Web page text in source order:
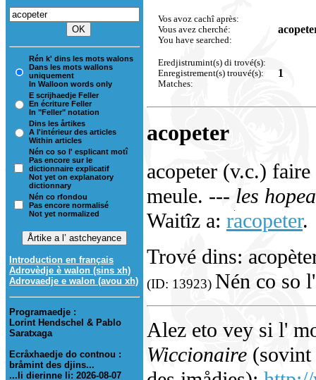
Rén k' dins les mots walons
Dans les mots wallons
uniquement
In Walloon words only
E scrijhaedje Feller
En écriture Feller
In "Feller" notation
Dins les årtikes
A l'intérieur des articles
Within articles
Nén co so l' esplicant motî
Pas encore sur le
dictionnaire explicatif
Not yet on explanatory
dictionnary
Nén co rfondou
Pas encore normalisé
Not yet normalized
Introduction en français
Adrovèdje è walon (sins xh)
Adrovaedje e walon (avou xh)
Programaedje :
Lorint Hendschel & Pablo
Saratxaga
Ecråxhaedje do contnou :
bråmint des djins...
...li dierinne li: 2026-08-07
Vos avoz cachî après:
Vous avez cherché:
You have searched:
Eredjistrumint(s) di trové(s):
Enregistrement(s) trouvé(s):
Matches:
1
acopeter
acopeter (v.c.)
meule. --- les
Waitîz a: racopeter.
Trové dins:
(ID: 13923) Nén co so
Alez eto vey si l'
Wiccionaire (sovint